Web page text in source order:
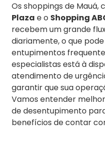
Os shoppings de Mauá,
Plaza e o Shopping
recebem um grande
diariamente, o que
entupimentos
especialistas está à
atendimento de
garantir que sua
Vamos entender
de desentupimento
benefícios de contar